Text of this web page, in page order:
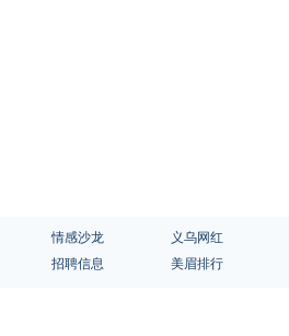
情感沙龙 义乌网红
招聘信息 美眉排行